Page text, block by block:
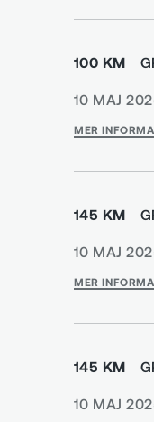
100 KM
10 MAJ
MER
145 KM
10 MAJ
MER
145 KM
10 MAJ